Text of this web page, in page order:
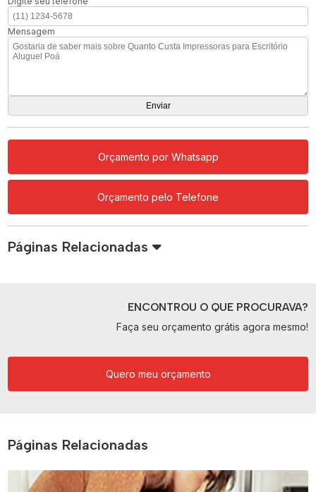
Mensagem
Orçamento por Whatsapp
Orçamento pelo Telefone
Páginas Relacionadas
ENCONTROU O QUE PROCURAVA?
Faça seu orçamento grátis agora mesmo!
Quero meu orçamento
Páginas Relacionadas